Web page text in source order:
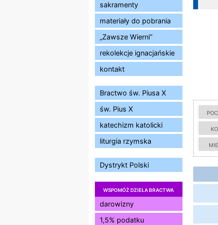
sakramenty
materiały do pobrania
„Zawsze Wierni”
rekolekcje ignacjańskie
kontakt
Bractwo św. Piusa X
św. Pius X
katechizm katolicki
liturgia rzymska
Dystrykt Polski
WSPOMÓŻ DZIEŁA BRACTWA
darowizny
1,5% podatku